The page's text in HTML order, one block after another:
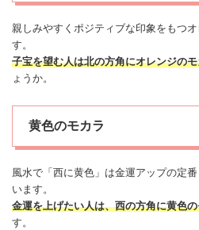
親しみやすくポジティブな印象をもつ
す。
子宝を望む人は北の方角にオレンジの
ょうか。
黄色のモカラ
風水で「西に黄色」は金運アップの定
います。
金運を上げたい人は、西の方角に黄色
す。